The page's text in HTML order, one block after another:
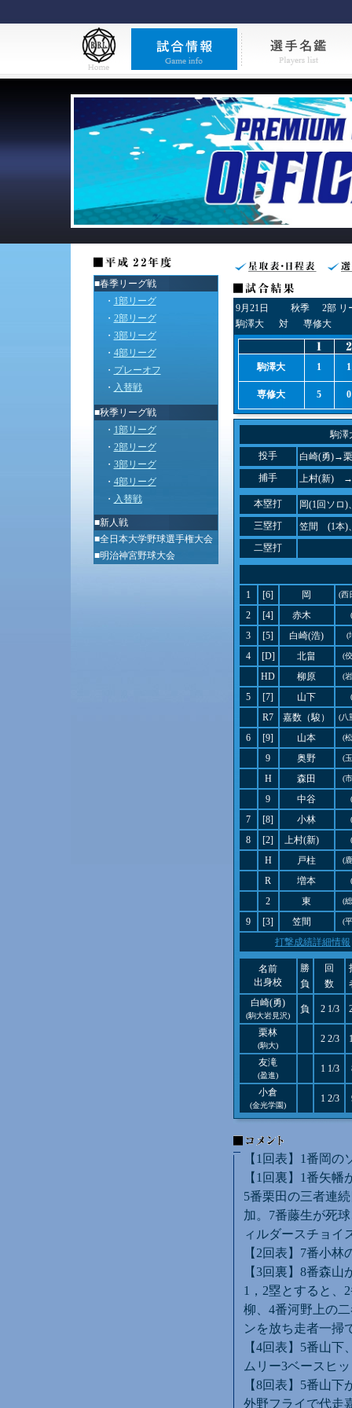
■春季リーグ戦
・ 1部リーグ
・ 2部リーグ
・ 3部リーグ
・ 4部リーグ
・ プレーオフ
・ 入替戦
■秋季リーグ戦
・ 1部リーグ
・ 2部リーグ
・ 3部リーグ
・ 4部リーグ
・ 入替戦
■新人戦
■全日本大学野球選手権大会
■明治神宮野球大会
9月21日 秋季
2部 リ
駒澤大
対 専修大
駒澤大 1 1
専修大 5 0
駒澤
投手
白崎(勇)→
捕手
上村(新)
本塁打
岡(1回ソロ)
三塁打
笠間 (1本)
二塁打
1 [6] 岡 (西
2 [4] 赤木
3 [5] 白崎(浩) (
4 [D] 北畠 (
HD 柳原 (
5 [7] 山下
R7 嘉数（駿） (八
6 [9] 山本 (
9 奥野 (
H 森田 (
9 中谷
7 [8] 小林
8 [2] 上村(新)
H 戸柱 (
R 増本
2 東 (
9 [3] 笠間 (
打撃成績詳細情報
名前
出身校
勝
負
回
数
白崎(勇)
(駒大岩見沢)
負 2 1/3
栗林
(駒大)
2 2/3
友滝
(盈進)
1 1/3
小倉
(金光学園)
1 2/3
【1回表】1番岡
【1回裏】1番矢
5番栗田の三者連
加。7番藤生が死
ィルダースチョイ
【2回表】7番小
【3回裏】8番森
1，2塁とすると、
柳、4番河野上の
ンを放ち走者一掃
【4回表】5番山
ムリー3ベースヒ
【8回表】5番山
外野フライで代走